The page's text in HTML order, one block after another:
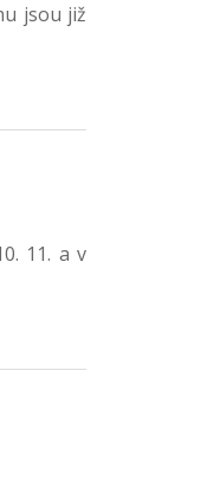
jsou již
11. a v